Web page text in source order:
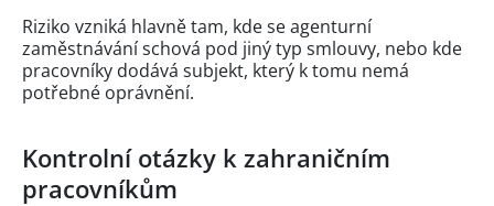
Riziko vzniká hlavně tam, kde se agenturní
zaměstnávání schová pod jiný typ smlouvy, nebo kde
pracovníky dodává subjekt, který k tomu nemá
potřebné oprávnění.
Kontrolní otázky k zahraničním
pracovníkům